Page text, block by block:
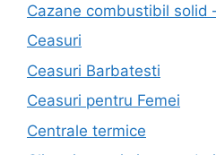
Cazane combustibil solid
Ceasuri
Ceasuri Barbatesti
Ceasuri pentru Femei
Centrale termice